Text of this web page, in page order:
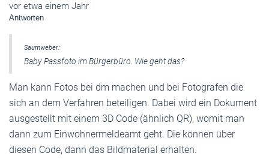
vor etwa einem Jahr
Antworten
Saumweber:
Baby Passfoto im Bürgerbüro. Wie geht das?
Man kann Fotos bei dm machen und bei Fotografen die
sich an dem Verfahren beteiligen. Dabei wird ein Dokument
ausgestellt mit einem 3D Code (ähnlich QR), womit man
dann zum Einwohnermeldeamt geht. Die können über
diesen Code, dann das Bildmaterial erhalten.